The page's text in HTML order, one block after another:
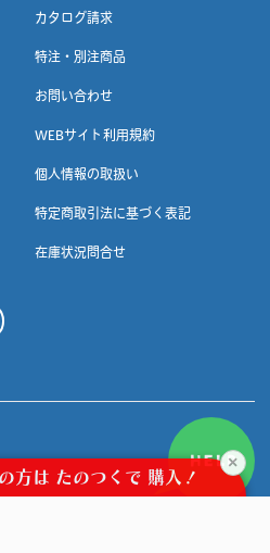
カタログ請求
特注・別注商品
お問い合わせ
WEBサイト利用規約
個人情報の取扱い
特定商取引法に基づく表記
在庫状況問合せ
HELP
の方は たのつくで 購入！
×